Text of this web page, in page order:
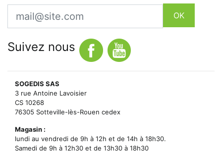
Email
OK
Suivez nous
SOGEDIS SAS
3 rue Antoine Lavoisier
CS 10268
76305 Sotteville-lès-Rouen cedex
Magasin :
lundi au vendredi de 9h à 12h et de 14h à 18h30.
Samedi de 9h à 12h30 et de 13h30 à 18h30